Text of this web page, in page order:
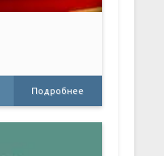
Подробнее